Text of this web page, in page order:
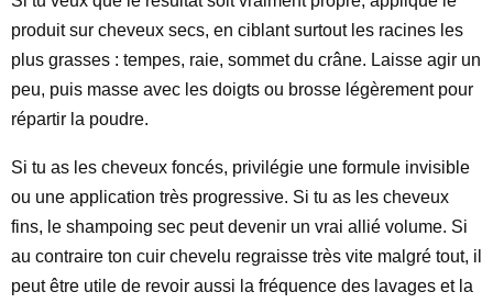
produit sur cheveux secs, en ciblant surtout les racines les
plus grasses : tempes, raie, sommet du crâne. Laisse agir un
peu, puis masse avec les doigts ou brosse légèrement pour
répartir la poudre.
Si tu as les cheveux foncés, privilégie une formule invisible
ou une application très progressive. Si tu as les cheveux
fins, le shampoing sec peut devenir un vrai allié volume. Si
au contraire ton cuir chevelu regraisse très vite malgré tout, il
peut être utile de revoir aussi la fréquence des lavages et la